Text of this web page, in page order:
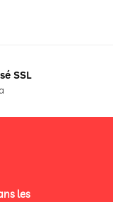
SSL
les